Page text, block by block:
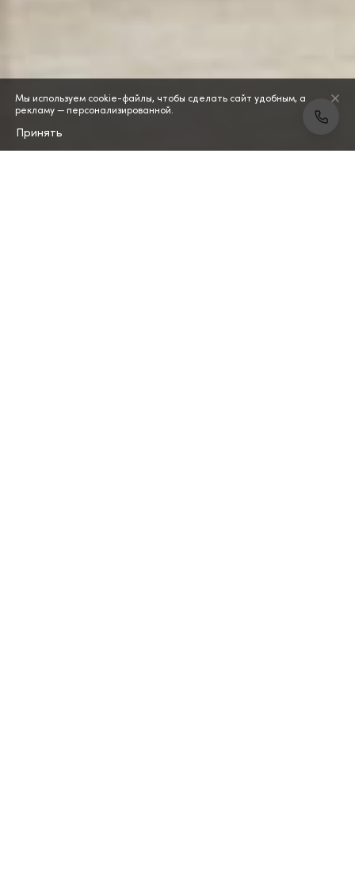
Мы используем cookie-файлы, чтобы сделать сайт удобным, а
рекламу — персонализированной.
Принять